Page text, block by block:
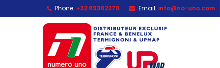
Phone: +32 69362270 Email: info@no-uno.com